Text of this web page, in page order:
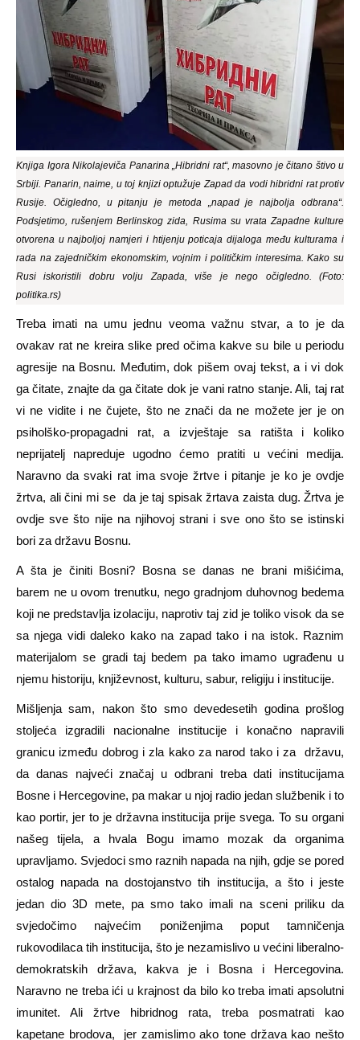
Knjiga Igora Nikolajeviča Panarina „Hibridni rat“, masovno je čitano štivo u
Srbiji. Panarin, naime, u toj knjizi optužuje Zapad da vodi hibridni rat protiv
Rusije. Očigledno, u pitanju je metoda „napad je najbolja odbrana“.
Podsjetimo, rušenjem Berlinskog zida, Rusima su vrata Zapadne kulture
otvorena u najboljoj namjeri i htijenju poticaja dijaloga među kulturama i
rada na zajedničkim ekonomskim, vojnim i političkim interesima. Kako su
Rusi iskoristili dobru volju Zapada, više je nego očigledno. (Foto:
politika.rs)
Treba imati na umu jednu veoma važnu stvar, a to je da
ovakav rat ne kreira slike pred očima kakve su bile u periodu
agresije na Bosnu. Međutim, dok pišem ovaj tekst, a i vi dok
ga čitate, znajte da ga čitate dok je vani ratno stanje. Ali, taj rat
vi ne vidite i ne čujete, što ne znači da ne možete jer je on
psiholško-propagadni rat, a izvještaje sa ratišta i koliko
neprijatelj napreduje ugodno ćemo pratiti u većini medija.
Naravno da svaki rat ima svoje žrtve i pitanje je ko je ovdje
žrtva, ali čini mi se da je taj spisak žrtava zaista dug. Žrtva je
ovdje sve što nije na njihovoj strani i sve ono što se istinski
bori za državu Bosnu.
A šta je činiti Bosni? Bosna se danas ne brani mišićima,
barem ne u ovom trenutku, nego gradnjom duhovnog bedema
koji ne predstavlja izolaciju, naprotiv taj zid je toliko visok da se
sa njega vidi daleko kako na zapad tako i na istok. Raznim
materijalom se gradi taj bedem pa tako imamo ugrađenu u
njemu historiju, književnost, kulturu, sabur, religiju i institucije.
Mišljenja sam, nakon što smo devedesetih godina prošlog
stoljeća izgradili nacionalne institucije i konačno napravili
granicu između dobrog i zla kako za narod tako i za državu,
da danas najveći značaj u odbrani treba dati institucijama
Bosne i Hercegovine, pa makar u njoj radio jedan službenik i to
kao portir, jer to je državna institucija prije svega. To su organi
našeg tijela, a hvala Bogu imamo mozak da organima
upravljamo. Svjedoci smo raznih napada na njih, gdje se pored
ostalog napada na dostojanstvo tih institucija, a što i jeste
jedan dio 3D mete, pa smo tako imali na sceni priliku da
svjedočimo najvećim poniženjima poput tamničenja
rukovodilaca tih institucija, što je nezamislivo u većini liberalno-
demokratskih država, kakva je i Bosna i Hercegovina.
Naravno ne treba ići u krajnost da bilo ko treba imati apsolutni
imunitet. Ali žrtve hibridnog rata, treba posmatrati kao
kapetane brodova, jer zamislimo ako tone država kao nešto